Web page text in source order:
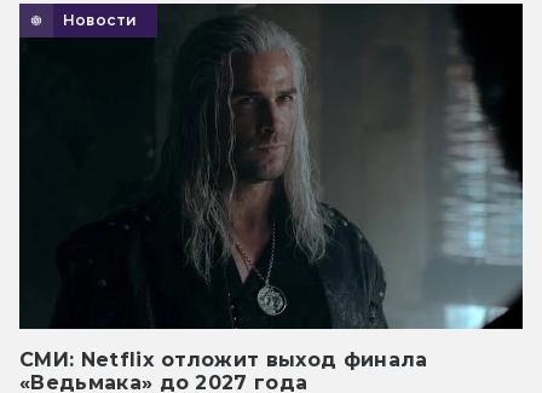
Новости
СМИ: Netflix отложит выход финала
«Ведьмака» до 2027 года